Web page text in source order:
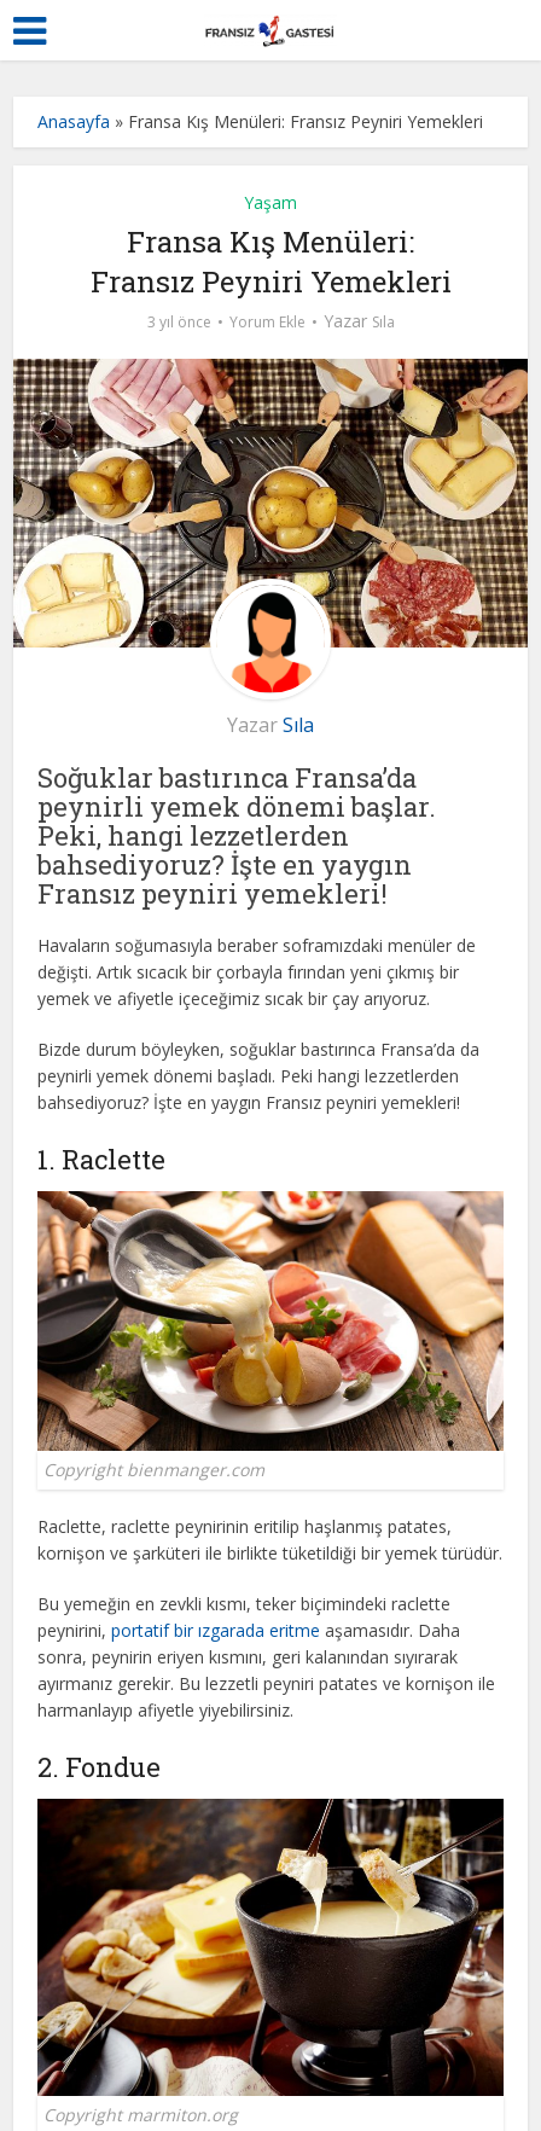
Anasayfa » Fransa Kış Menüleri: Fransız Peyniri Yemekleri
Yaşam
Fransa Kış Menüleri:
Fransız Peyniri Yemekleri
3 yıl önce Yorum Ekle Yazar Sıla
YazarSıla
Soğuklar bastırınca Fransa’da
peynirli yemek dönemi başlar.
Peki, hangi lezzetlerden
bahsediyoruz? İşte en yaygın
Fransız peyniri yemekleri!
Havaların soğumasıyla beraber soframızdaki menüler de
değişti. Artık sıcacık bir çorbayla fırından yeni çıkmış bir
yemek ve afiyetle içeceğimiz sıcak bir çay arıyoruz.
Bizde durum böyleyken, soğuklar bastırınca Fransa’da da
peynirli yemek dönemi başladı. Peki hangi lezzetlerden
bahsediyoruz? İşte en yaygın Fransız peyniri yemekleri!
1. Raclette
Copyright bienmanger.com
Raclette, raclette peynirinin eritilip haşlanmış patates,
kornişon ve şarküteri ile birlikte tüketildiği bir yemek türüdür.
Bu yemeğin en zevkli kısmı, teker biçimindeki raclette
peynirini,portatif bir ızgarada eritme aşamasıdır. Daha
sonra, peynirin eriyen kısmını, geri kalanından sıyırarak
ayırmanız gerekir. Bu lezzetli peyniri patates ve kornişon ile
harmanlayıp afiyetle yiyebilirsiniz.
2. Fondue
Copyright marmiton.org